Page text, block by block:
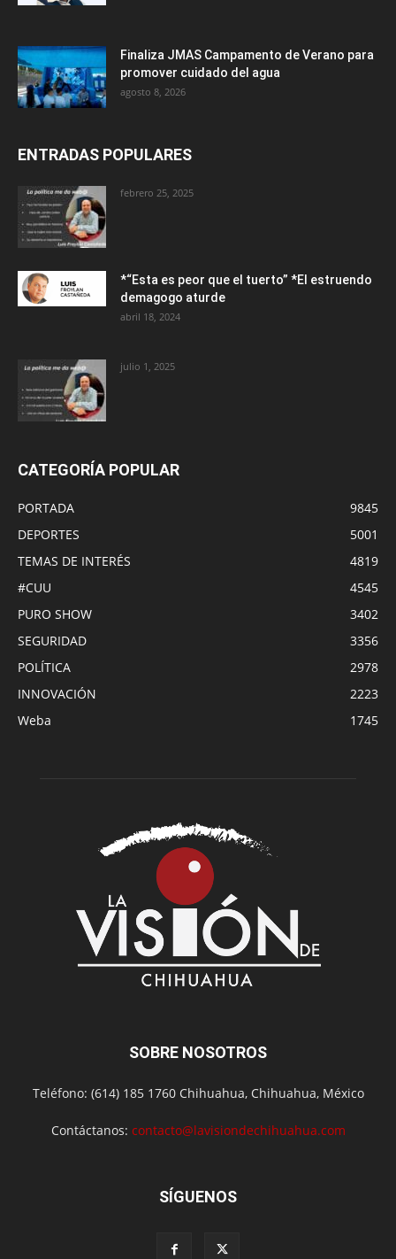
Finaliza JMAS Campamento de Verano para
promover cuidado del agua
agosto 8, 2026
ENTRADAS POPULARES
febrero 25, 2025
*“Esta es peor que el tuerto” *El estruendo
demagogo aturde
abril 18, 2024
julio 1, 2025
CATEGORÍA POPULAR
PORTADA
9845
DEPORTES
5001
TEMAS DE INTERÉS
4819
#CUU
4545
PURO SHOW
3402
SEGURIDAD
3356
POLÍTICA
2978
INNOVACIÓN
2223
Weba
1745
SOBRE NOSOTROS
Teléfono: (614) 185 1760 Chihuahua, Chihuahua, México
Contáctanos: contacto@lavisiondechihuahua.com
SÍGUENOS